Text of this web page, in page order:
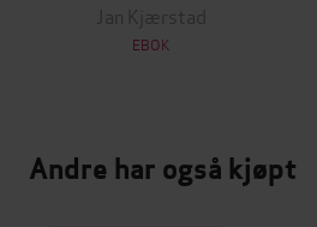
Jan Kjærstad
EBOK
Andre har også kjøpt